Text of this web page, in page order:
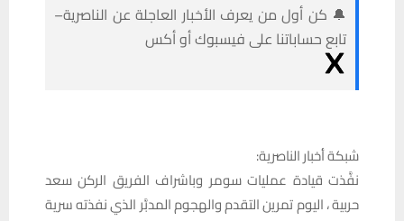
🔔 كن أول من يعرف الأخبار العاجلة عن الناصرية–
تابع حساباتنا على فيسبوك أو أكس
شبكة أخبار الناصرية:
نفَّذت قيادة عمليات سومر وباشراف الفريق الركن سعد
حربية ، اليوم تمرين التقدم والهجوم المدبَّر الذي نفذته سرية